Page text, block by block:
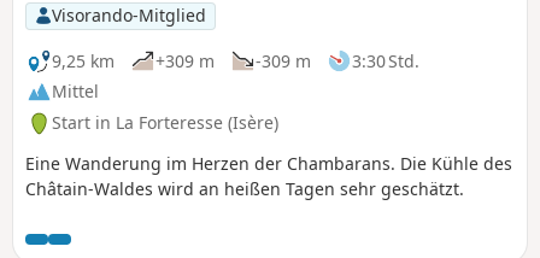
Visorando-Mitglied
9,25 km
+309 m -309 m
3:30 Std.
Mittel
Start in La Forteresse (Isère)
Eine Wanderung im Herzen der Chambarans. Die Kühle des
Châtain-Waldes wird an heißen Tagen sehr geschätzt.